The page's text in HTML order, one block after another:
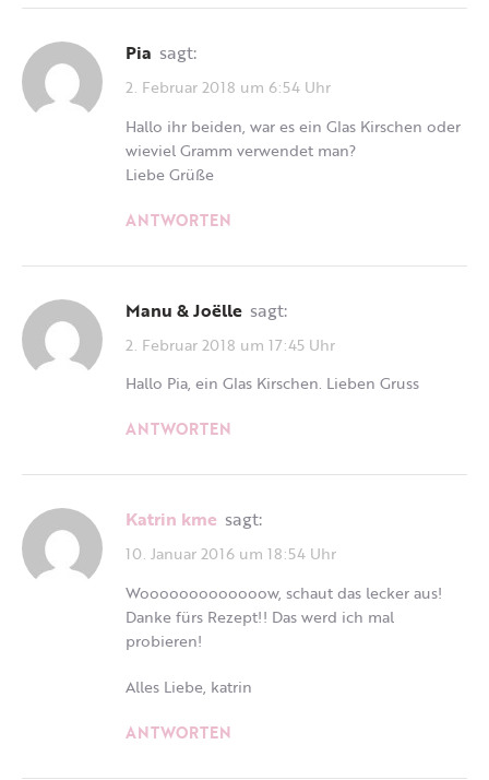
Pia sagt:
2. Februar 2018 um 6:54 Uhr
Hallo ihr beiden, war es ein Glas Kirschen oder
wieviel Gramm verwendet man?
Liebe Grüße
ANTWORTEN
Manu & Joëlle sagt:
2. Februar 2018 um 17:45 Uhr
Hallo Pia, ein Glas Kirschen. Lieben Gruss
ANTWORTEN
katrin kme sagt:
10. Januar 2016 um 18:54 Uhr
Wooooooooooooow, schaut das lecker aus!
Danke fürs Rezept!! Das werd ich mal
probieren!
Alles Liebe, katrin
ANTWORTEN